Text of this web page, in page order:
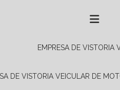
EMPRESA DE VISTORIA
DE VISTORIA VEICULAR DE